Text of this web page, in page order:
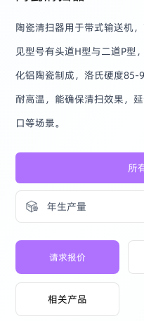
陶瓷清扫器用于带式输送机
见型号有头道H型与二道P
化铝陶瓷制成，洛氏硬度85-
耐高温，能确保清扫效果，
口等场景。
所
年生产量
请求报价
相关产品